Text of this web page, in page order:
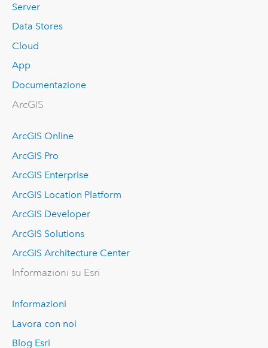
Server
Data Stores
Cloud
App
Documentazione
ArcGIS
ArcGIS Online
ArcGIS Pro
ArcGIS Enterprise
ArcGIS Location Platform
ArcGIS Developer
ArcGIS Solutions
ArcGIS Architecture Center
Informazioni su Esri
Informazioni
Lavora con noi
Blog Esri